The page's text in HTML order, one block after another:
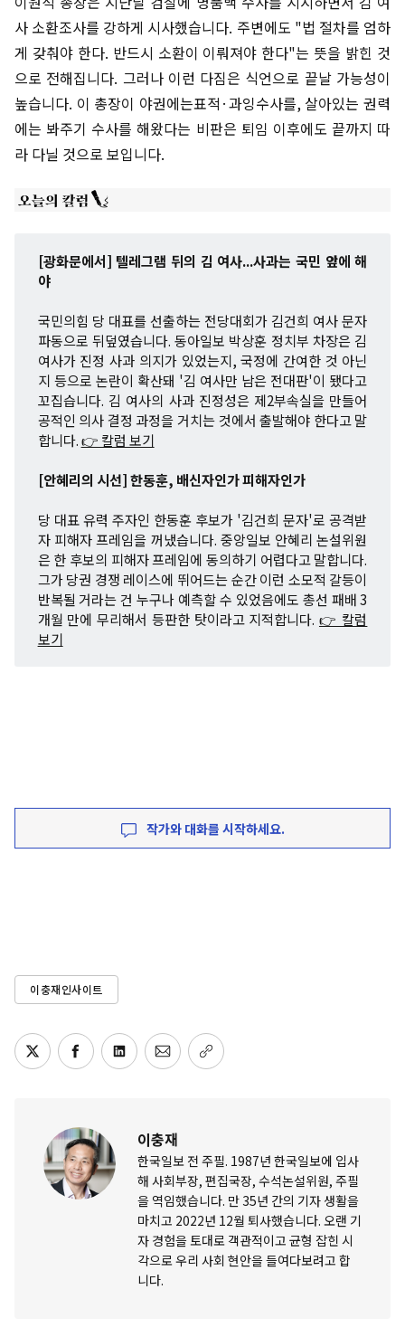
사 소환조사를 강하게 시사했습니다. 주변에도 "법 절차를 엄하
게 갖춰야 한다. 반드시 소환이 이뤄져야 한다"는 뜻을 밝힌 것
으로 전해집니다. 그러나 이런 다짐은 식언으로 끝날 가능성이
높습니다. 이 총장이 야권에는표적·과잉수사를, 살아있는 권력
에는 봐주기 수사를 해왔다는 비판은 퇴임 이후에도 끝까지 따
라 다닐 것으로 보입니다.
[광화문에서] 텔레그램 뒤의 김 여사...사과는 국민 앞에 해
야
국민의힘 당 대표를 선출하는 전당대회가 김건희 여사 문자
파동으로 뒤덮였습니다. 동아일보 박상훈 정치부 차장은 김
여사가 진정 사과 의지가 있었는지, 국정에 간여한 것 아닌
지 등으로 논란이 확산돼 '김 여사만 남은 전대판'이 됐다고
꼬집습니다. 김 여사의 사과 진정성은 제2부속실을 만들어
공적인 의사 결정 과정을 거치는 것에서 출발해야 한다고 말
합니다.👉 칼럼 보기
[안혜리의 시선] 한동훈, 배신자인가 피해자인가
당 대표 유력 주자인 한동훈 후보가 '김건희 문자'로 공격받
자 피해자 프레임을 꺼냈습니다. 중앙일보 안혜리 논설위원
은 한 후보의 피해자 프레임에 동의하기 어렵다고 말합니다.
그가 당권 경쟁 레이스에 뛰어드는 순간 이런 소모적 갈등이
반복될 거라는 건 누구나 예측할 수 있었음에도 총선 패배 3
개월 만에 무리해서 등판한 탓이라고 지적합니다. 👉 칼럼
보기
작가와 대화를 시작하세요.
이충재인사이트
이충재
한국일보 전 주필. 1987년 한국일보에 입사
해 사회부장, 편집국장, 수석논설위원, 주필
을 역임했습니다. 만 35년 간의 기자 생활을
마치고 2022년 12월 퇴사했습니다. 오랜 기
자 경험을 토대로 객관적이고 균형 잡힌 시
각으로 우리 사회 현안을 들여다보려고 합
니다.